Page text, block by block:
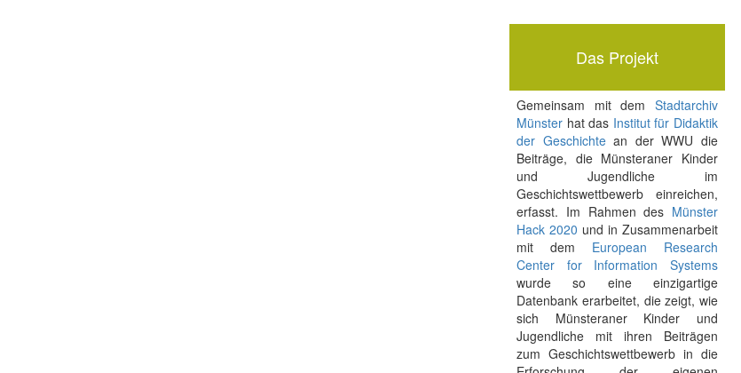
Das Projekt
Gemeinsam mit dem Stadtarchiv
Münster hat das Institut für Didaktik
der Geschichtean der WWU die
Beiträge, die Münsteraner Kinder
und Jugendliche im
Geschichtswettbewerb einreichen,
erfasst. Im Rahmen des Münster
Hack 2020 und in Zusammenarbeit
mit dem European Research
Center for Information Systems
wurde so eine einzigartige
Datenbank erarbeitet, die zeigt, wie
sich Münsteraner Kinder und
Jugendliche mit ihren Beiträgen
zum Geschichtswettbewerb in die